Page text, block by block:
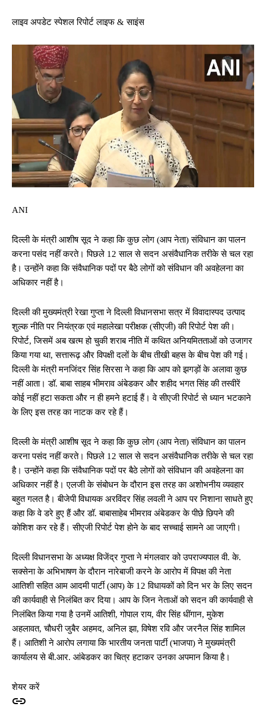
लाइव अपडेट स्पेशल रिपोर्ट लाइफ & साइंस
ANI
दिल्ली के मंत्री आशीष सूद ने कहा कि कुछ लोग (आप नेता) संविधान का पालन
करना पसंद नहीं करते। पिछले 12 साल से सदन असंवैधानिक तरीके से चल रहा
है। उन्होंने कहा कि संवैधानिक पदों पर बैठे लोगों को संविधान की अवहेलना का
अधिकार नहीं है।
दिल्ली की मुख्यमंत्री रेखा गुप्ता ने दिल्ली विधानसभा सत्र में विवादास्पद उत्पाद
शुल्क नीति पर नियंत्रक एवं महालेखा परीक्षक (सीएजी) की रिपोर्ट पेश की।
रिपोर्ट, जिसमें अब खत्म हो चुकी शराब नीति में कथित अनियमितताओं को उजागर
किया गया था, सत्तारूढ़ और विपक्षी दलों के बीच तीखी बहस के बीच पेश की गई।
दिल्ली के मंत्री मनजिंदर सिंह सिरसा ने कहा कि आप को झगड़ों के अलावा कुछ
नहीं आता। डॉ. बाबा साहब भीमराव अंबेडकर और शहीद भगत सिंह की तस्वीरें
कोई नहीं हटा सकता और न ही हमने हटाई हैं। वे सीएजी रिपोर्ट से ध्यान भटकाने
के लिए इस तरह का नाटक कर रहे हैं।
दिल्ली के मंत्री आशीष सूद ने कहा कि कुछ लोग (आप नेता) संविधान का पालन
करना पसंद नहीं करते। पिछले 12 साल से सदन असंवैधानिक तरीके से चल रहा
है। उन्होंने कहा कि संवैधानिक पदों पर बैठे लोगों को संविधान की अवहेलना का
अधिकार नहीं है। एलजी के संबोधन के दौरान इस तरह का अशोभनीय व्यवहार
बहुत गलत है। बीजेपी विधायक अरविंदर सिंह लवली ने आप पर निशाना साधते हुए
कहा कि वे डरे हुए हैं और डॉ. बाबासाहेब भीमराव अंबेडकर के पीछे छिपने की
कोशिश कर रहे हैं। सीएजी रिपोर्ट पेश होने के बाद सच्चाई सामने आ जाएगी।
दिल्ली विधानसभा के अध्यक्ष विजेंद्र गुप्ता ने मंगलवार को उपराज्यपाल वी. के.
सक्सेना के अभिभाषण के दौरान नारेबाजी करने के आरोप में विपक्ष की नेता
आतिशी सहित आम आदमी पार्टी (आप) के 12 विधायकों को दिन भर के लिए सदन
की कार्यवाही से निलंबित कर दिया। आप के जिन नेताओं को सदन की कार्यवाही से
निलंबित किया गया है उनमें आतिशी, गोपाल राय, वीर सिंह धींगान, मुकेश
अहलावत, चौधरी जुबैर अहमद, अनिल झा, विषेश रवि और जरनैल सिंह शामिल
हैं। आतिशी ने आरोप लगाया कि भारतीय जनता पार्टी (भाजपा) ने मुख्यमंत्री
कार्यालय से बी.आर. आंबेडकर का चित्र हटाकर उनका अपमान किया है।
शेयर करें